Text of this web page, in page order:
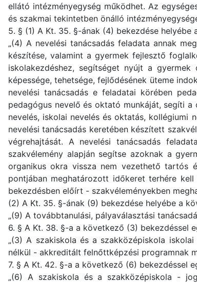
ellátó intézményegység működhet. Az
és szakmai tekintetben önálló
5. § (1) A Kt. 35. §-ának (4) bekezdése helyébe
„(4) A nevelési tanácsadás feladata annak
készítése, valamint a gyermek fejlesztő
iskolakezdéshez, segítséget nyújt a
képessége, tehetsége, fejlődésének üteme
nevelési tanácsadás e feladatai körében
pedagógus nevelő és oktató munkáját, segíti
nevelés, iskolai nevelés és oktatás, kollégiumi
nevelési tanácsadás keretében készített
végrehajtását. A nevelési tanácsadás
szakvélemény alapján segítse azoknak a
organikus okra vissza nem vezethető tartós
pontjában meghatározott időkeret terhére
bekezdésben előírt - szakvéleményekben
(2) A Kt. 35. §-ának (9) bekezdése helyébe a
„(9) A továbbtanulási, pályaválasztási
6. § A Kt. 38. §-a a következő (3) bekezdéssel
„(3) A szakiskola és a szakközépiskola
nélkül - akkreditált felnőttképzési programnak
7. § A Kt. 42. §-a a következő (6) bekezdéssel
„(6) A szakiskola és a szakközépiskola -